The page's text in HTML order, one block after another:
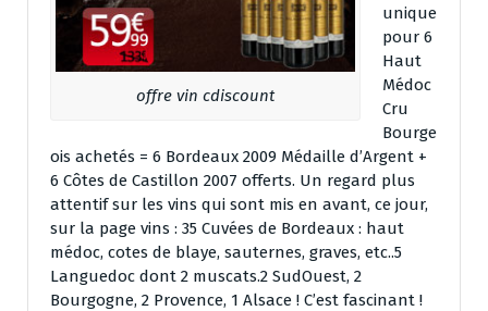
offre vin cdiscount
unique
pour 6
Haut
Médoc
Cru
Bourge
ois achetés = 6 Bordeaux 2009 Médaille d’Argent +
6 Côtes de Castillon 2007 offerts. Un regard plus
attentif sur les vins qui sont mis en avant, ce jour,
sur la page vins : 35 Cuvées de Bordeaux : haut
médoc, cotes de blaye, sauternes, graves, etc..5
Languedoc dont 2 muscats.2 SudOuest, 2
Bourgogne, 2 Provence, 1 Alsace ! C’est fascinant !